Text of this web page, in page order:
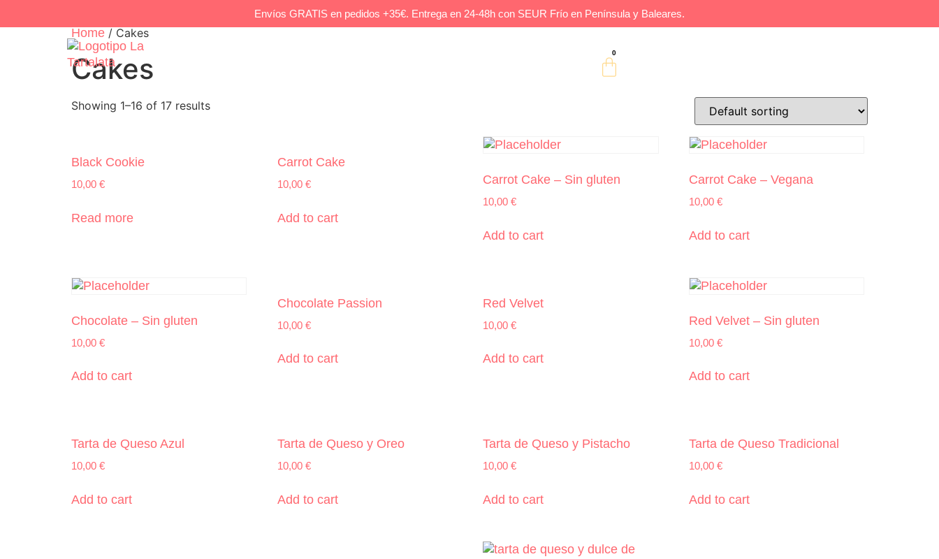
Envíos GRATIS en pedidos +35€. Entrega en 24-48h con SEUR Frío en Península y Baleares.
0
Home / Cakes
Cakes
Showing 1–16 of 17 results
Black Cookie
10,00 €
Read more
Carrot Cake
10,00 €
Add to cart
Carrot Cake – Sin gluten
10,00€
Add to cart
Carrot Cake – Vegana
10,00€
Add to cart
Chocolate – Sin gluten
10,00 €
Add to cart
Chocolate Passion
10,00 €
Add to cart
Red Velvet
10,00€
Add to cart
Red Velvet – Sin gluten
10,00€
Add to cart
Tarta de Queso Azul
10,00 €
Add to cart
Tarta de Queso y Oreo
10,00 €
Add to cart
Tarta de Queso y Pistacho
10,00€
Add to cart
Tarta de Queso Tradicional
10,00€
Add to cart